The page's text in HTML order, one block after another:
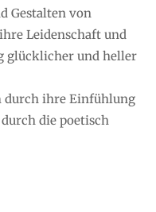
Gestalten von
Leidenschaft und
glücklicher und heller
durch ihre Einfühlung
die poetisch